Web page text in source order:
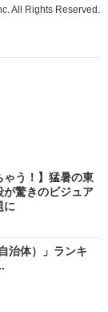
All Rights Reserved.
ゃう！】猛暑の東
が驚きのビジュア
に
治体）」ランキ